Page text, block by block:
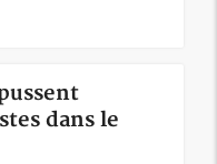
dans le